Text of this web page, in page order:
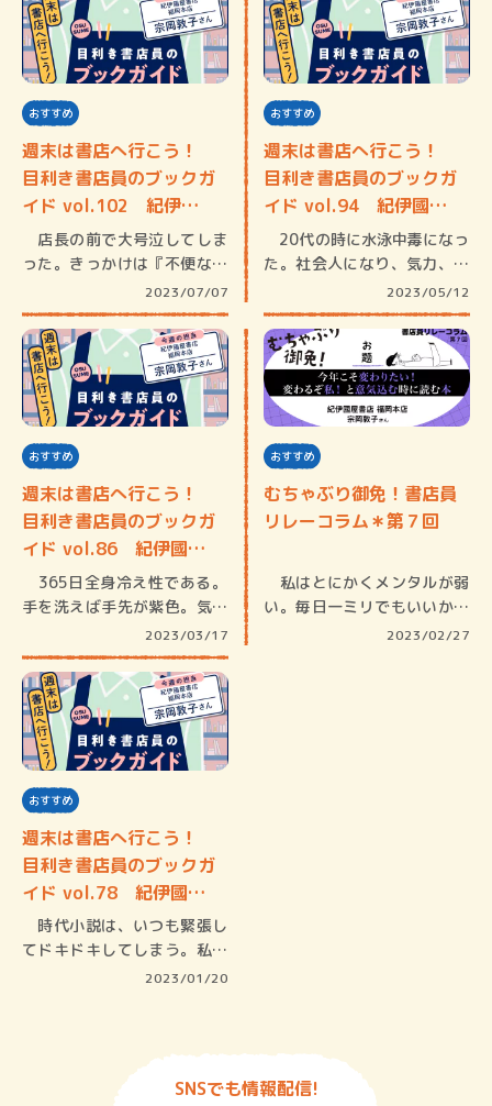
おすすめ
週末は書店へ行こう！
目利き書店員のブックガ
イド vol.102 紀伊…
店長の前で大号泣してしま
った。きっかけは『不便なコ
2023/07/07
おすすめ
週末は書店へ行こう！
目利き書店員のブックガ
イド vol.94 紀伊國…
20代の時に水泳中毒になっ
た。社会人になり、気力、体
2023/05/12
おすすめ
週末は書店へ行こう！
目利き書店員のブックガ
イド vol.86 紀伊國…
365日全身冷え性である。
手を洗えば手先が紫色。気温
2023/03/17
おすすめ
むちゃぶり御免！書店員
リレーコラム＊第７回
私はとにかくメンタルが弱
い。毎日一ミリでもいいから
2023/02/27
おすすめ
週末は書店へ行こう！
目利き書店員のブックガ
イド vol.78 紀伊國…
時代小説は、いつも緊張し
てドキドキしてしまう。私自
2023/01/20
SNSでも情報配信!